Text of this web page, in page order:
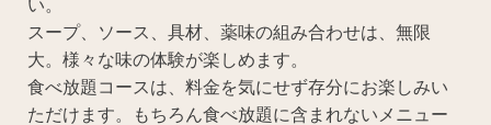
い。
スープ、ソース、具材、薬味の組み合わせは、無限
大。様々な味の体験が楽しめます。
食べ放題コースは、料金を気にせず存分にお楽しみい
ただけます。もちろん食べ放題に含まれないメニュー